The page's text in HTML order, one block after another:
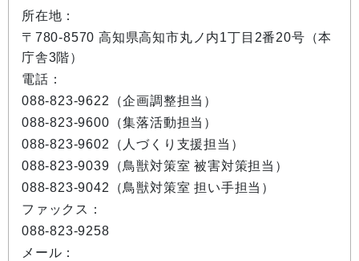
所在地：
〒780-8570 高知県高知市丸ノ内1丁目2番20号（本
庁舎3階）
電話：
088-823-9622（企画調整担当）
088-823-9600（集落活動担当）
088-823-9602（人づくり支援担当）
088-823-9039（鳥獣対策室 被害対策担当）
088-823-9042（鳥獣対策室 担い手担当）
ファックス：
088-823-9258
メール：